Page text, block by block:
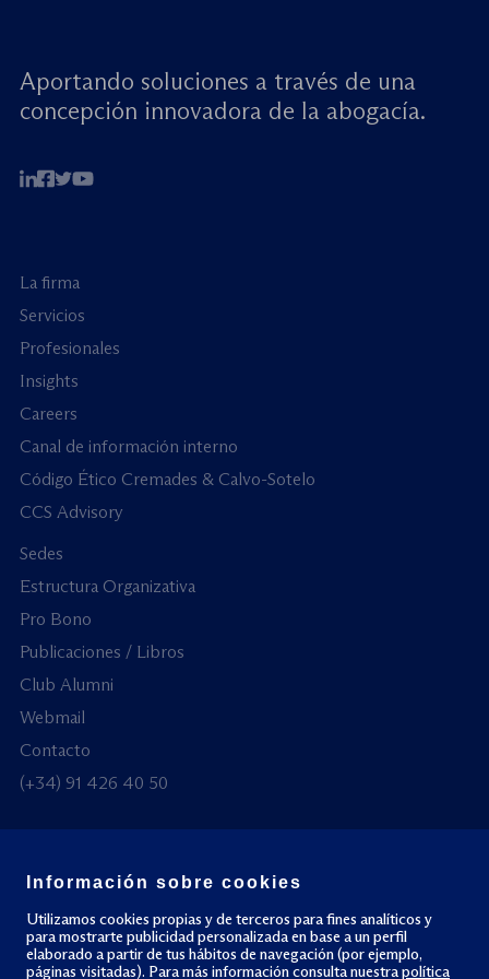
Aportando soluciones a través de una
concepción innovadora de la abogacía.
La firma
Servicios
Profesionales
Insights
Careers
Canal de información interno
Código Ético Cremades & Calvo-Sotelo
CCS Advisory
Sedes
Estructura Organizativa
Pro Bono
Publicaciones / Libros
Club Alumni
Webmail
Contacto
(+34) 91 426 40 50
© Todos los derechos reservados
Política de privacidad Política de cookies
Información sobre cookies
Utilizamos cookies propias y de terceros para fines analíticos y
para mostrarte publicidad personalizada en base a un perfil
elaborado a partir de tus hábitos de navegación (por ejemplo,
páginas visitadas). Para más información consulta nuestrapolítica